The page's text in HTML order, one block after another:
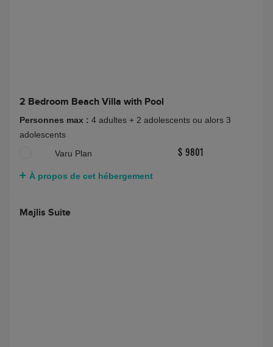
2 Bedroom Beach Villa with Pool
Personnes max : 4 adultes + 2 adolescents ou alors 3
adolescents
Varu Plan
$ 9801
À propos de cet hébergement
Majlis Suite